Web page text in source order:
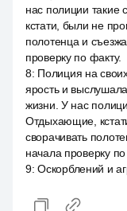
нас полиции
кстати, были не
полотенца и
проверку по факту.
8: Полиция на
ярость и
жизни. У нас
Отдыхающие,
сворачивать
начала проверку по
9:Оскорблений и